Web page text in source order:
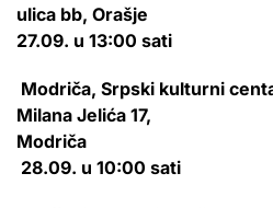
ulica bb, Orašje
27.09. u 13:00 sati
Modriča, Srpski kulturni
Milana Jelića 17,
Modriča
28.09. u 10:00 sati